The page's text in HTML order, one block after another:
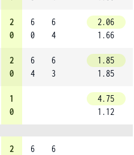
2
0
6
0
6
4
2.06
1.66
2
0
6
4
6
3
1.85
1.85
1
0
4.75
1.12
2
6
6